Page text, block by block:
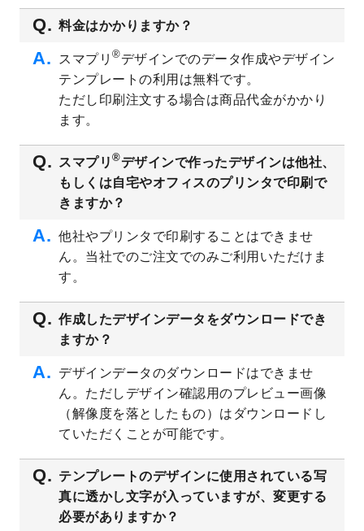
2023/8/18
チケットのデザインテンプレートを追加し
ました。
2023/8/7
【新商品】チケット
が作成できるようにな
りました！
美容・エステのチラシデザインテンプレー
トを追加しました。
いたしました。
2023/6/12
うちわのデザインテンプレート
を公開いた
しました。
を公開いたしました。
2023/5/9
書類カバー（見積書表紙）のデザインテン
追加しました。
2023/4/20
2023/4/18
セミナー・講演会のチラシデザインテンプ
レートを追加しました。
2023/4/18
スポーツジム・フィットネスクラブのチラ
シデザインテンプレート
2023/3/16
シール・ラベルのデザインテンプレートを
公開いたしました。
2023/3/13
封筒（長3、洋長3、角2）のデザインテンプ
レートを追加しました。
料金はかかりますか？
スマプリ ®デザインでのデータ作成やデザイン
テンプレートの利用は無料です。
ただし印刷注文する場合は商品代金がかかり
ます。
スマプリ ®デザインで作ったデザインは他社、
もしくは自宅やオフィスのプリンタで印刷で
きますか？
他社やプリンタで印刷することはできませ
ん。当社でのご注文でのみご利用いただけま
す。
作成したデザインデータをダウンロードでき
ますか？
デザインデータのダウンロードはできませ
ん。ただしデザイン確認用のプレビュー画像
（解像度を落としたもの）はダウンロードし
ていただくことが可能です。
テンプレートのデザインに使用されている写
真に透かし文字が入っていますが、変更する
必要がありますか？